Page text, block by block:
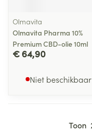
Olmavita
Olmavita Pharma 10%
Premium CBD-olie 10ml
€ 64,90
Niet beschikbaar
Toon